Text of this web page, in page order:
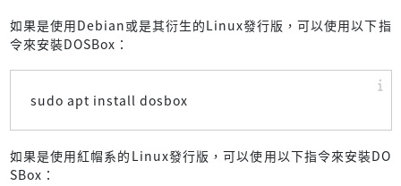
如果是使用Debian或是其衍生的Linux發行版，可以使用以下指
令來安裝DOSBox：
sudo apt install dosbox
如果是使用紅帽系的Linux發行版，可以使用以下指令來安裝DO
SBox：